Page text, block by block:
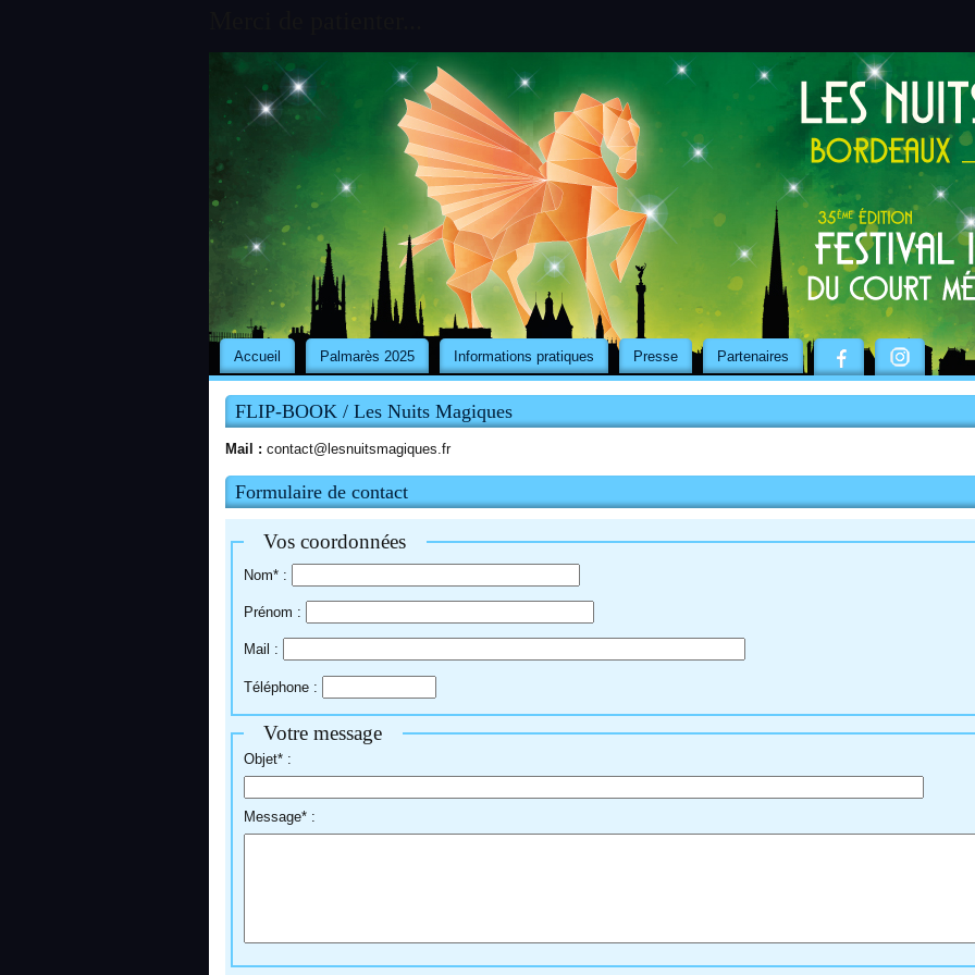
Accueil Palmarès 2025 Informations pratiques Presse Partenaires
FLIP-BOOK / Les Nuits Magiques
Mail : contact@lesnuitsmagiques.fr
Formulaire de contact
Vos coordonnées
Nom* :
Prénom :
Mail :
Téléphone :
Votre message
Objet* :
Message* :